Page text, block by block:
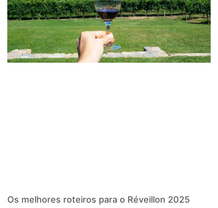
Os melhores roteiros para o Réveillon 2025